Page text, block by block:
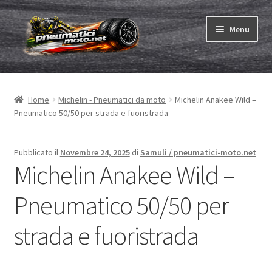
Vai
alla
navigazione
Vai
al
contenuto
Menu
Pneumatici
Espandi
menu
Camere & nastri
Espandi
child
Gomme ABC
Test
Marche
Home Michelin - Pneumatici da moto
Michelin Anakee Wild –
Pneumatico 50/50 per strada e fuoristrada
Pubblicato il Novembre 24, 2025 di Samuli / pneumatici-moto.net
Michelin Anakee Wild –
Pneumatico 50/50 per
strada e fuoristrada